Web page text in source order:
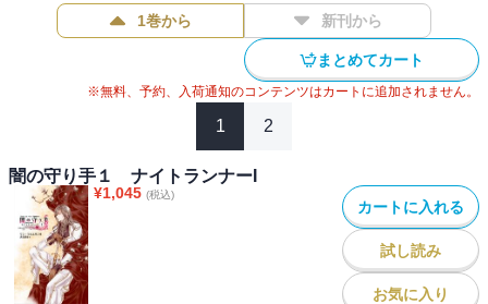
1巻から 新刊から
まとめてカート
※無料、予約、入荷通知のコンテンツはカートに追加されません。
1 2
闇の守り手１ ナイトランナーI
¥1,045 (税込)
カートに入れる
試し読み
お気に入り